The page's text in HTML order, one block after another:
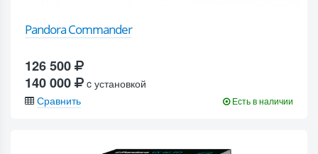
Pandora Commander
126 500
140 000
c установкой
Сравнить
Есть в наличии